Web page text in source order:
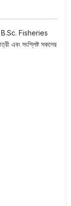
B.Sc. Fisheries
এবং সংশ্লিষ্ট সকলের